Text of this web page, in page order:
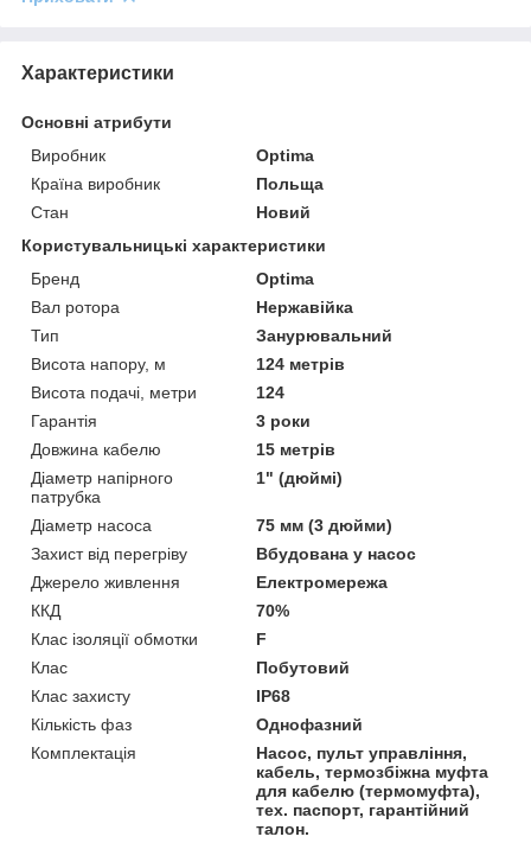
Характеристики
Основні атрибути
Виробник
Optima
Країна виробник
Польща
Стан
Новий
Користувальницькі характеристики
Бренд
Optima
Вал ротора
Нержавійка
Тип
Занурювальний
Висота напору, м
124 метрів
Висота подачі, метри
124
Гарантія
3 роки
Довжина кабелю
15 метрів
Діаметр напірного
патрубка
1" (дюймі)
Діаметр насоса
75 мм (3 дюйми)
Захист від перегріву
Вбудована у насос
Джерело живлення
Електромережа
ККД
70%
Клас ізоляції обмотки
F
Клас
Побутовий
Клас захисту
IP68
Кількість фаз
Однофазний
Комплектація
Насос, пульт управління,
кабель, термозбіжна муфта
для кабелю (термомуфта),
тех. паспорт, гарантійний
талон.